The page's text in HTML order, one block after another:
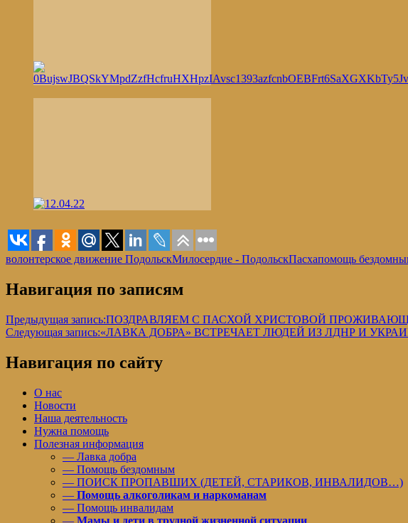
волонтерское движение ПодольскМилосердие - ПодольскПасхапомощь
Навигация по записям
Предыдущая запись:ПОЗДРАВЛЯЕМ С ПАСХОЙ ХРИСТОВОЙ
Следующая запись:«ЛАВКА ДОБРА» ВСТРЕЧАЕТ ЛЮДЕЙ ИЗ ЛДНР И
Навигация по сайту
О нас
Новости
Наша деятельность
Нужна помощь
Полезная информация
— Лавка добра
— Помощь бездомным
— ПОИСК ПРОПАВШИХ (ДЕТЕЙ, СТАРИКОВ, ИНВАЛИДОВ…)
— Помощь алкоголикам и наркоманам
— Помощь инвалидам
— Мамы и дети в трудной жизненной ситуации